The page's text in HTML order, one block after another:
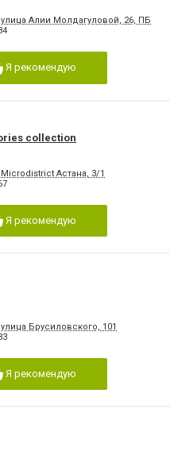
Алии Молдагуловой, 26, ПБ
Я рекомендую
collection
Астана, 3/1
Я рекомендую
Брусиловского, 101
Я рекомендую